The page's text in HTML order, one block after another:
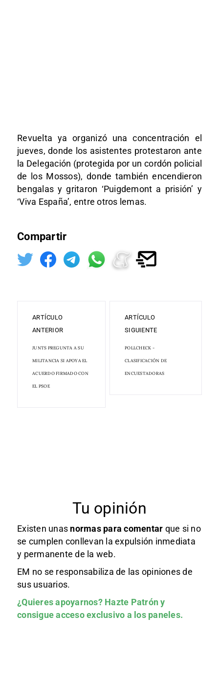
Revuelta ya organizó una concentración el
jueves, donde los asistentes protestaron ante
la Delegación (protegida por un cordón policial
de los Mossos), donde también encendieron
bengalas y gritaron ‘Puigdemont a prisión’ y
‘Viva España’, entre otros lemas.
Compartir
ARTÍCULO
ANTERIOR
JUNTS PREGUNTA A SU
MILITANCIA SI APOYA EL
ACUERDO FIRMADO CON
EL PSOE
ARTÍCULO
SIGUIENTE
POLLCHECK -
CLASIFICACIÓN DE
ENCUESTADORAS
Tu opinión
Existen unas normas para comentar que si no
se cumplen conllevan la expulsión inmediata
y permanente de la web.
EM no se responsabiliza de las opiniones de
sus usuarios.
¿Quieres apoyarnos? Hazte Patróny
consigue acceso exclusivo a los paneles.